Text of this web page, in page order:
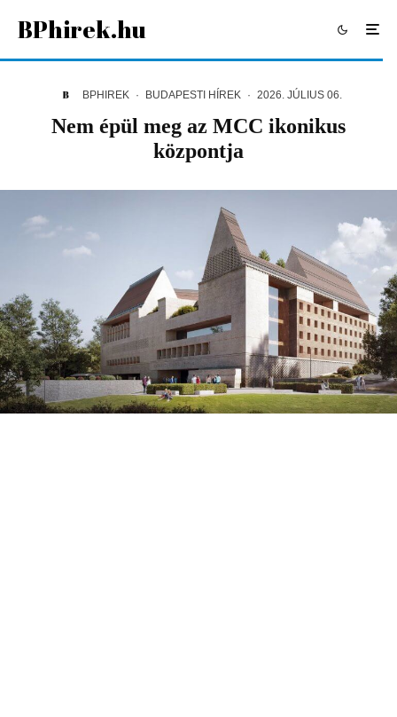
BPhirek.hu
BPHIREK · BUDAPESTI HÍREK · 2026. JÚLIUS 06.
Nem épül meg az MCC ikonikus
központja